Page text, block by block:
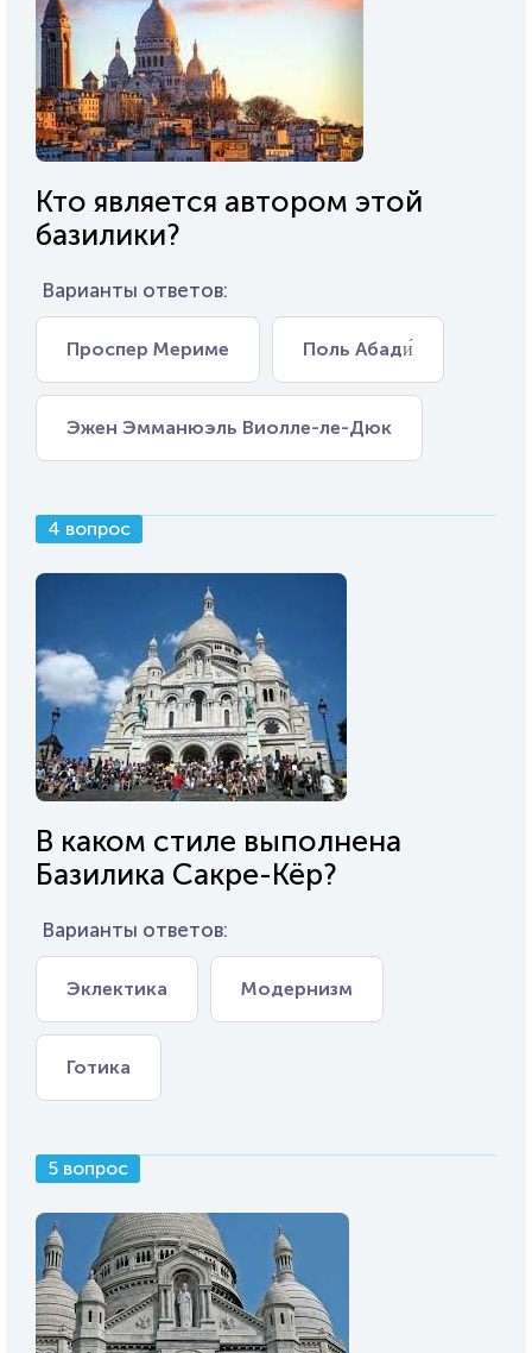
Кто является автором этой
базилики?
Варианты ответов:
Проспер Мериме Поль Абади́
Эжен Эмманюэль Виолле-ле-Дюк
4 вопрос
В каком стиле выполнена
Базилика Сакре-Кёр?
Варианты ответов:
Эклектика Модернизм
Готика
5 вопрос